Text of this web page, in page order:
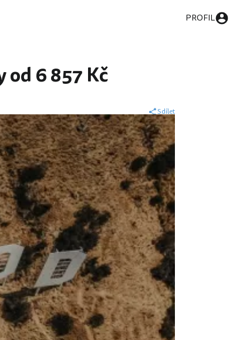
PROFIL
6 857 Kč
Sdílet